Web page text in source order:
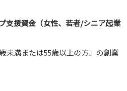
支援資金（女性、若者/シニア起業
未満または55歳以上の方」の創業